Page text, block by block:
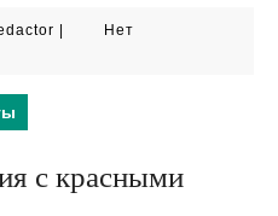
Redactor
Нет
с красными